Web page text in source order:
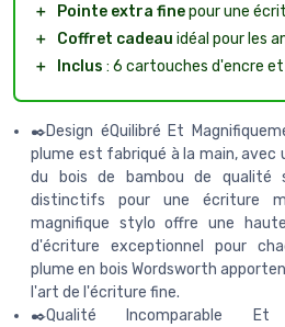
＋
Pointe extra finepour une
＋
Coffret cadeau idéal pour les
＋
Inclus : 6 cartouches d'encre
✒️Design éQuilibré Et
plume est fabriqué à la main, avec
du bois de bambou de qualité
distinctifs pour une écriture
magnifique stylo offre une
d'écriture exceptionnel pour
plume en bois Wordsworth
l'art de l'écriture fine.
✒️Qualité Incomparable Et